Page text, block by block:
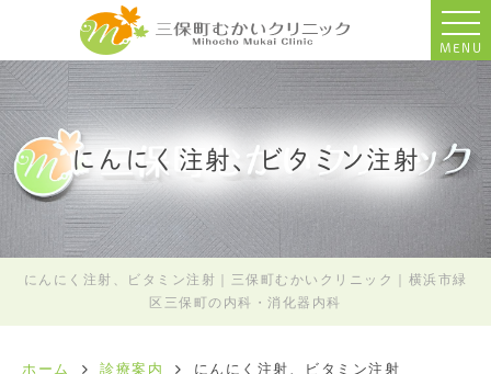
MENU
にんにく注射、ビタミン注射
にんにく注射、ビタミン注射｜三保町むかいクリニック｜横浜市緑
区三保町の内科・消化器内科
ホーム 診療案内 にんにく注射、ビタミン注射